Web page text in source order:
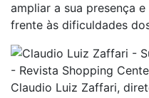
ampliar a sua presença
frente às dificuldades
Claudio Luiz Zaffari,